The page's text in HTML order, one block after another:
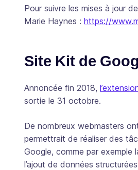
Pour suivre les mises à jour
Marie Haynes : https://
Site Kit de
Annoncée fin 2018,
sortie le 31 octobre.
De nombreux webmasters
permettrait de réaliser des
Google, comme par exemple
l’ajout de données